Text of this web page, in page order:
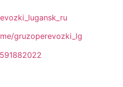
gruzoperevozki_lg